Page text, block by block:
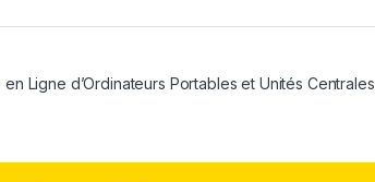
en Ligne d’Ordinateurs Portables et Unités Centrales